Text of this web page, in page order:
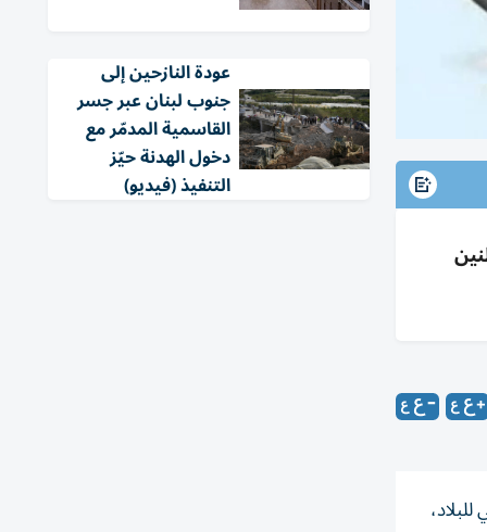
عودة النازحين إلى
جنوب لبنان عبر جسر
القاسمية المدمّر مع
دخول الهدنة حيّز
التنفيذ (فيديو)